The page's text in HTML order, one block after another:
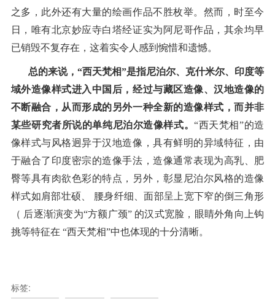
之多，此外还有大量的绘画作品不胜枚举。然而，时至今
日，唯有北京妙应寺白塔经证实为阿尼哥作品，其余均早
已销毁不复存在，这着实令人感到惋惜和遗憾。
总的来说，“西天梵相”是指尼泊尔、克什米尔、印度等
域外造像样式进入中国后，经过与藏区造像、汉地造像的
不断融合，从而形成的另外一种全新的造像样式，而并非
某些研究者所说的单纯尼泊尔造像样式。“西天梵相”的造
像样式与风格迥异于汉地造像，具有鲜明的异域特征，由
于融合了印度密宗的造像手法，造像通常表现为高乳、肥
臀等具有肉欲色彩的特点，另外，彰显尼泊尔风格的造像
样式如肩部壮硕、 腰身纤细、面部呈上宽下窄的倒三角形
（ 后逐渐演变为“方额广颈” 的汉式宽脸，眼睛外角向上钩
挑等特征在 “西天梵相”中也体现的十分清晰。
标签: